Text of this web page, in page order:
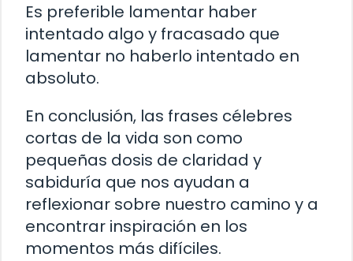
Es preferible lamentar haber
intentado algo y fracasado que
lamentar no haberlo intentado en
absoluto.
En conclusión, las frases célebres
cortas de la vida son como
pequeñas dosis de claridad y
sabiduría que nos ayudan a
reflexionar sobre nuestro camino y a
encontrar inspiración en los
momentos más difíciles.